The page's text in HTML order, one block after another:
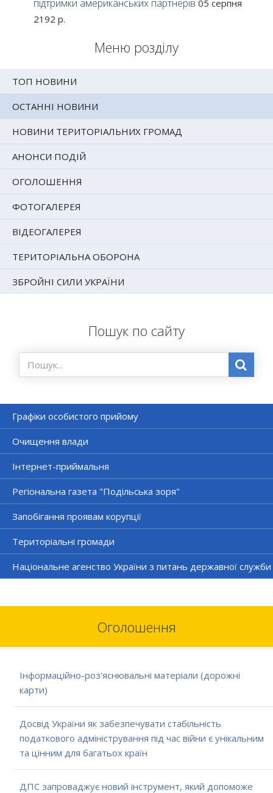
Меню розділу
ТОП НОВИНИ
ОСТАННІ НОВИНИ
НОВИНИ ТЕРИТОРІАЛЬНИХ ГРОМАД
АНОНСИ ПОДІЙ
ОГОЛОШЕННЯ
ФОТОГАЛЕРЕЯ
ВІДЕОГАЛЕРЕЯ
ТЕРИТОРІАЛЬНА ОБОРОНА
ЗБРОЙНІ СИЛИ УКРАЇНИ
Пошук по сайту
Графіки особистого прийому
Очищення влади
Інтернет-приймальня
Регіональна газета "Подільська зоря"
Запобігання проявам корупції
Територіальні громади
Національне агенство України з питань державної служби
Оголошення
Інформаційно-роз'яснювальні матеріали (дорожні
карти)
Досвід України як забезпечувати стабільність
податкового адміністрування під час війни є унікальним
та цінним для багатьох країн
ДПС запроваджує новий інструмент, який допоможе
підтримки американських партнерів 05 серпня
2192 р.